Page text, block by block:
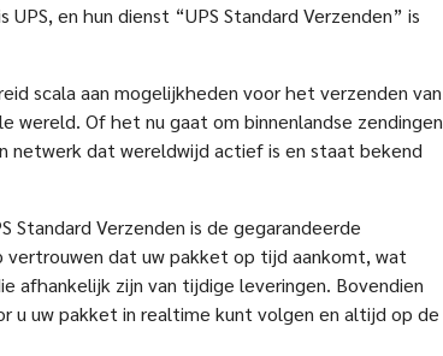
en hun dienst “UPS Standard Verzenden” is
scala aan mogelijkheden voor het verzenden van
wereld. Of het nu gaat om binnenlandse zendingen
netwerk dat wereldwijd actief is en staat bekend
Standard Verzenden is de gegarandeerde
dat uw pakket op tijd aankomt, wat
afhankelijk zijn van tijdige leveringen. Bovendien
u uw pakket in realtime kunt volgen en altijd op de